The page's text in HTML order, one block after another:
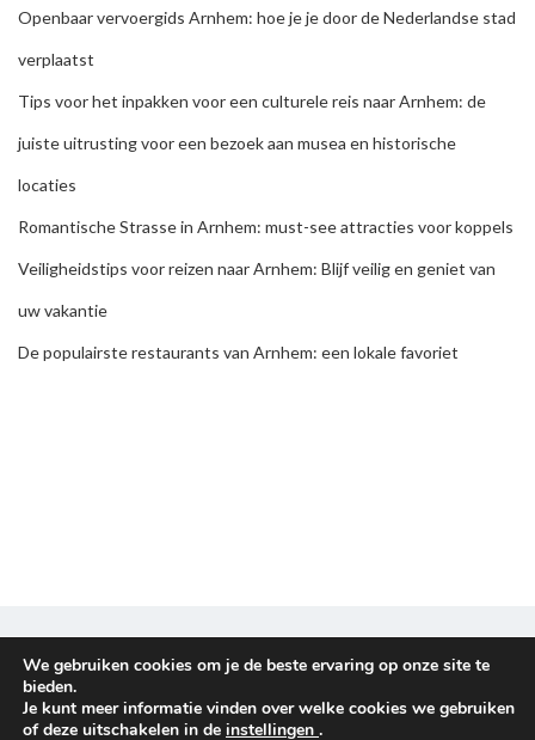
Openbaar vervoergids Arnhem: hoe je je door de Nederlandse stad
verplaatst
Tips voor het inpakken voor een culturele reis naar Arnhem: de
juiste uitrusting voor een bezoek aan musea en historische
locaties
Romantische Strasse in Arnhem: must-see attracties voor koppels
Veiligheidstips voor reizen naar Arnhem: Blijf veilig en geniet van
uw vakantie
De populairste restaurants van Arnhem: een lokale favoriet
Copyright © 2026 Reisplanners. All rights reserved.
We gebruiken cookies om je de beste ervaring op onze site te
bieden.
Je kunt meer informatie vinden over welke cookies we gebruiken
of deze uitschakelen in de instellingen .